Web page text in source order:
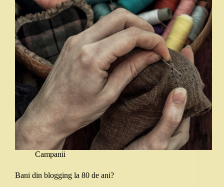
Campanii
Bani din blogging la 80 de ani?